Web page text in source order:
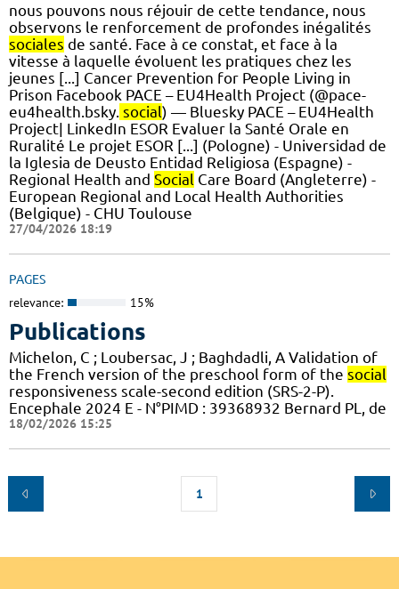
nous pouvons nous réjouir de cette tendance, nous
observons le renforcement de profondes inégalités
sociales de santé. Face à ce constat, et face à la
vitesse à laquelle évoluent les pratiques chez les
jeunes [...] Cancer Prevention for People Living in
Prison Facebook PACE – EU4Health Project (@pace-
eu4health.bsky. social) — Bluesky PACE – EU4Health
Project| LinkedIn ESOR Evaluer la Santé Orale en
Ruralité Le projet ESOR [...] (Pologne) - Universidad de
la Iglesia de Deusto Entidad Religiosa (Espagne) -
Regional Health and Social Care Board (Angleterre) -
European Regional and Local Health Authorities
(Belgique) - CHU Toulouse
27/04/2026 18:19
PAGES
relevance: 15%
Publications
Michelon, C ; Loubersac, J ; Baghdadli, A Validation of
the French version of the preschool form of the social
responsiveness scale-second edition (SRS-2-P).
Encephale 2024 E - N°PIMD : 39368932 Bernard PL, de
18/02/2026 15:25
1